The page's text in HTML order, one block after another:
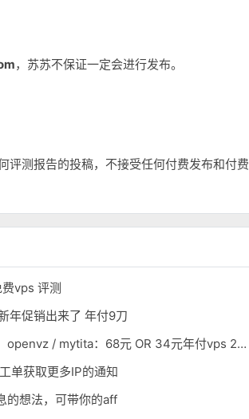
，苏苏不保证一定会进行发布。
测报告的投稿，不接受任何付费发布和付费
vps 评测
年促销出来了 年付9刀
【便宜vps】openvz / mytita：68元 OR 34元年付vps 256M内存
单获取更多IP的通知
的想法，可带你的aff